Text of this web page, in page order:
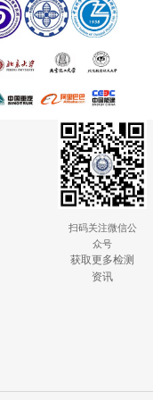
扫码关注微信公
众号
获取更多检测
资讯